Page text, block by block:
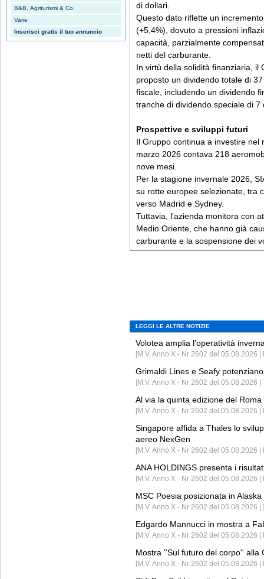
B&B, Agriturismi & Co.
Varie
Inserisci gratis il tuo annuncio
di dollari.
Questo dato riflette un
(+5,4%), dovuto a pressioni
capacità, parzialmente
netti del carburante.
In virtù della solidità finanziaria, il
proposto un dividendo totale di
fiscale, includendo un dividendo
tranche di dividendo speciale di 7
Prospettive e sviluppi futuri
Il Gruppo continua a investire
marzo 2026 contava 218
nove mesi.
Per la stagione invernale 2026,
su rotte europee selezionate, tra
verso Madrid e Sydney.
Tuttavia, l'azienda monitora con
Medio Oriente, che hanno già
carburante e la sospensione dei
LEGGI LE ALTRE NOTIZIE
Volotea amplia l'operatività
[M.V. Anno X - Nr 2602 del 05.08.2026 |
Grimaldi Lines e Seafy
[M.V. Anno X - Nr 2602 del 05.08.2026 |
Al via la quinta edizione del
[M.V. Anno X - Nr 2602 del 05.08.2026 |
Singapore affida a Thales lo
aereo NexGen
[M.V. Anno X - Nr 2602 del 05.08.2026
ANA HOLDINGS presenta i
[M.V. Anno X - Nr 2602 del 05.08.2026
MSC Poesia posizionata in
[M.V. Anno X - Nr 2602 del 05.08.2026 | ]
Edgardo Mannucci in mostra a
[M.V. Anno X - Nr 2602 del 05.08.2026 |
Mostra ''Sul futuro del corpo'' alla
[M.V. Anno X - Nr 2602 del 05.08.2026